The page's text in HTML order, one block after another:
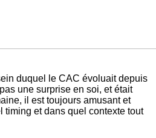
duquel le CAC évoluait depuis
une surprise en soi, et était
il est toujours amusant et
timing et dans quel contexte tout